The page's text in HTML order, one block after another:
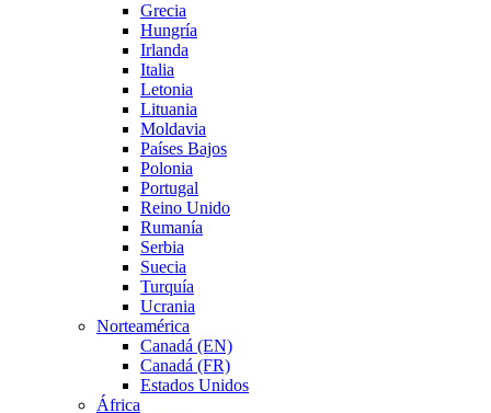
Grecia
Hungría
Irlanda
Italia
Letonia
Lituania
Moldavia
Países Bajos
Polonia
Portugal
Reino Unido
Rumanía
Serbia
Suecia
Turquía
Ucrania
Norteamérica
Canadá (EN)
Canadá (FR)
Estados Unidos
África